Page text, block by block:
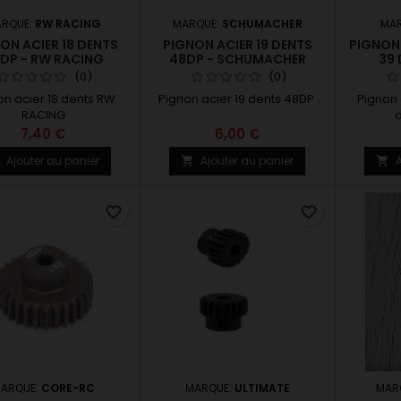
RW RACING
ACIER 18 DENTS
- RW RACING
(0)
acier 18 dents RW
RACING
7,40 €
Ajouter au panier
MARQUE: SCHUMACHER
PIGNON ACIER 19 DENTS
48DP - SCHUMACHER
(0)
Pignon acier 19 dents 48DP
6,00 €
 Ajouter au panier
39

CORE-RC
favorite_border
MARQUE: ULTIMATE
favorite_border